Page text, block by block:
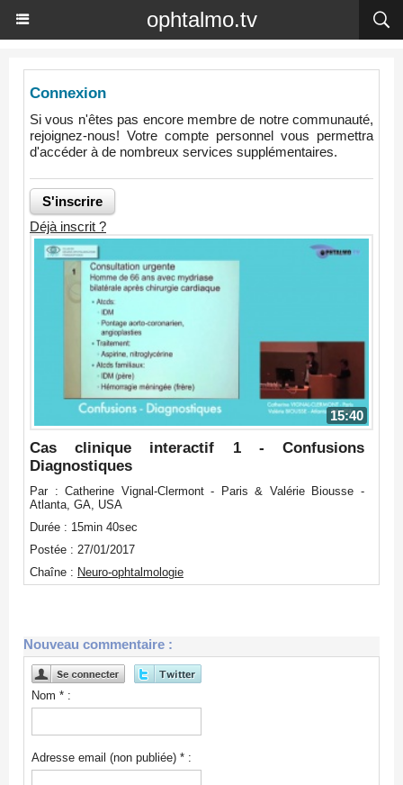
ophtalmo.tv
Connexion
Si vous n'êtes pas encore membre de notre communauté,
rejoignez-nous! Votre compte personnel vous permettra
d'accéder à de nombreux services supplémentaires.
Déjà inscrit ?
15:40
Cas clinique interactif 1 - Confusions
Diagnostiques
Par : Catherine Vignal-Clermont - Paris & Valérie Biousse -
Atlanta, GA, USA
Durée : 15min 40sec
Postée : 27/01/2017
Chaîne : Neuro-ophtalmologie
Nouveau commentaire :
Nom * :
Adresse email (non publiée) * :